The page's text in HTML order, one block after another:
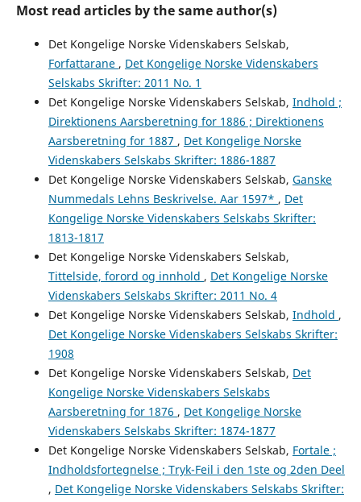
Most read articles by the same author(s)
Det Kongelige Norske Videnskabers Selskab,
Forfattarane , Det Kongelige Norske Videnskabers
Selskabs Skrifter: 2011 No. 1
Det Kongelige Norske Videnskabers Selskab, Indhold ;
Direktionens Aarsberetning for 1886 ; Direktionens
Aarsberetning for 1887 , Det Kongelige Norske
Videnskabers Selskabs Skrifter: 1886-1887
Det Kongelige Norske Videnskabers Selskab, Ganske
Nummedals Lehns Beskrivelse. Aar 1597* , Det
Kongelige Norske Videnskabers Selskabs Skrifter:
1813-1817
Det Kongelige Norske Videnskabers Selskab,
Tittelside, forord og innhold , Det Kongelige Norske
Videnskabers Selskabs Skrifter: 2011 No. 4
Det Kongelige Norske Videnskabers Selskab, Indhold ,
Det Kongelige Norske Videnskabers Selskabs Skrifter:
1908
Det Kongelige Norske Videnskabers Selskab, Det
Kongelige Norske Videnskabers Selskabs
Aarsberetning for 1876 , Det Kongelige Norske
Videnskabers Selskabs Skrifter: 1874-1877
Det Kongelige Norske Videnskabers Selskab, Fortale ;
Indholdsfortegnelse ; Tryk-Feil i den 1ste og 2den Deel
, Det Kongelige Norske Videnskabers Selskabs Skrifter: